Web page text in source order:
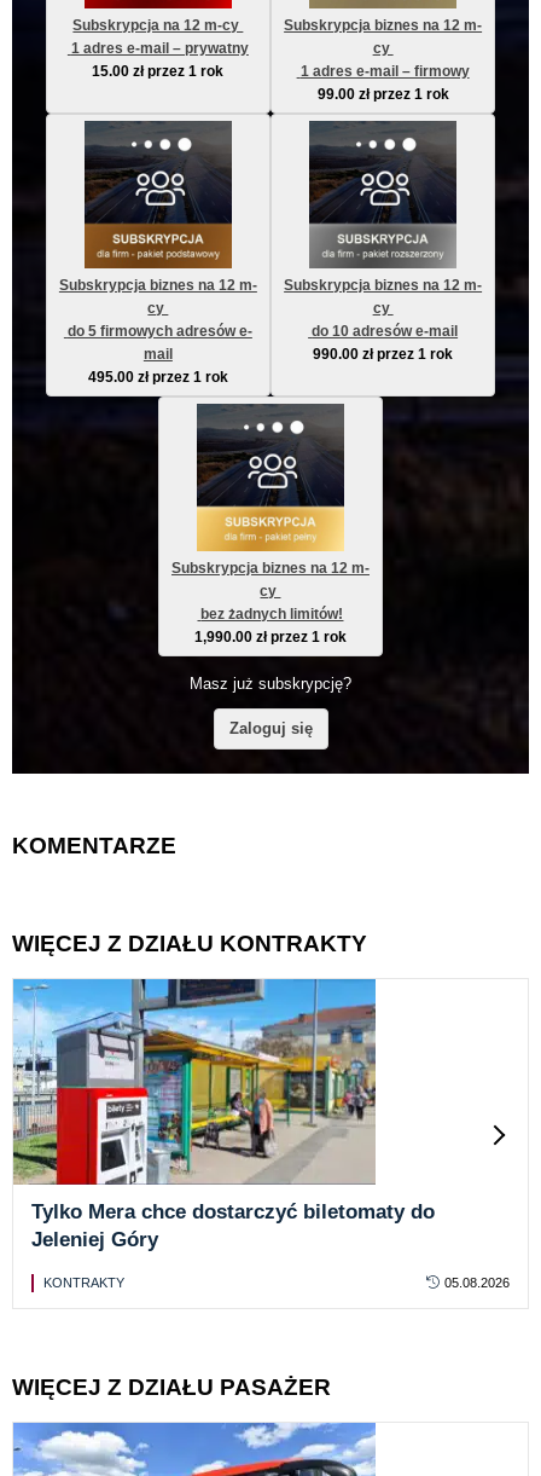
Subskrypcja na 12 m-cy
1 adres e-mail – prywatny
15.00zł przez 1 rok
Subskrypcja biznes na 12 m-
cy
1 adres e-mail – firmowy
99.00 zł przez 1 rok
Subskrypcja biznes na 12 m-
cy
mail
495.00 zł przez 1 rok
Subskrypcja biznes na 12 m-
cy
do 10 adresów e-mail
990.00zł przez 1 rok
Subskrypcja biznes na 12 m-
cy
bez żadnych limitów!
1,990.00 zł przez 1 rok
Masz już subskrypcję?
Zaloguj się
KOMENTARZE
WIĘCEJ Z DZIAŁU KONTRAKTY
Tylko Mera chce dostarczyć biletomaty do
Jeleniej Góry
KONTRAKTY 05.08.2026
WIĘCEJ Z DZIAŁU PASAŻER